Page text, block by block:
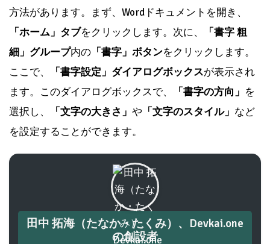
方法があります。まず、Wordドキュメントを開き、
「ホーム」タブをクリックします。次に、
「書字 粗
細」グループ内の 「書字」ボタンをクリックします。
ここで、
「書字設定」ダイアログボックスが表示され
ます。このダイアログボックスで、
「書字の方向」 を
選択し、
「文字の大きさ」 や 「文字のスタイル」 など
を設定することができます。
田中 拓海（たなか・たくみ）、Devkai.one
の創設者